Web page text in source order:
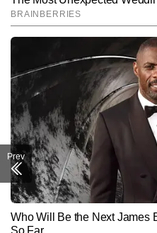
Prev